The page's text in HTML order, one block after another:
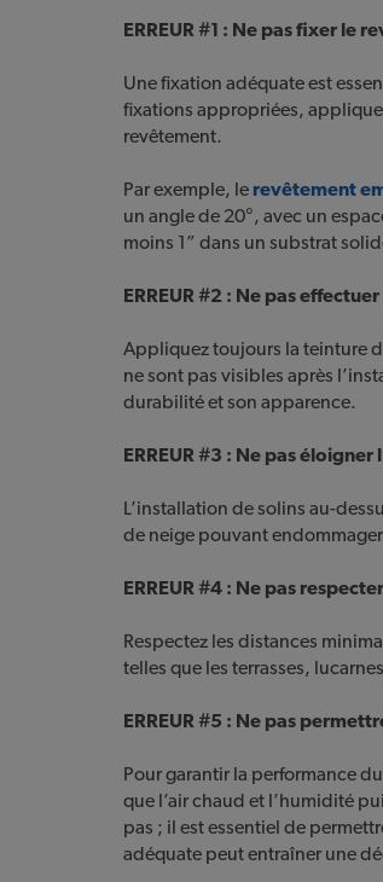
ERREUR #1 : Ne pas fixer le
Une fixation adéquate est
fixations appropriées,
revêtement.
Par exemple, le revêtement
un angle de 20°, avec un
moins 1” dans un substrat
ERREUR #2 : Ne pas
Appliquez toujours la teinture
ne sont pas visibles après
durabilité et son apparence.
ERREUR #3 : Ne pas éloigner
L’installation de solins au-
de neige pouvant
ERREUR #4 : Ne pas
Respectez les distances
telles que les terrasses,
ERREUR #5 : Ne pas
Pour garantir la performance
que l’air chaud et l’humidité
pas ; il est essentiel de
adéquate peut entraîner une